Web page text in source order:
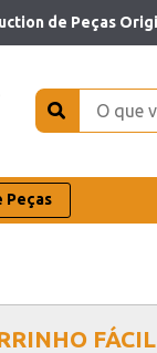
de Peças
Peças
FÁCIL